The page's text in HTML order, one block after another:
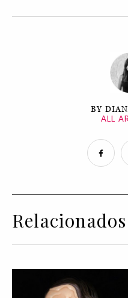
BY
ALL
Relacionados